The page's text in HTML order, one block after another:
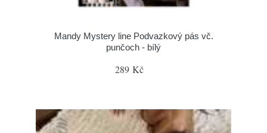
Mandy Mystery line Podvazkový pás vč.
punčoch - bílý
289 Kč